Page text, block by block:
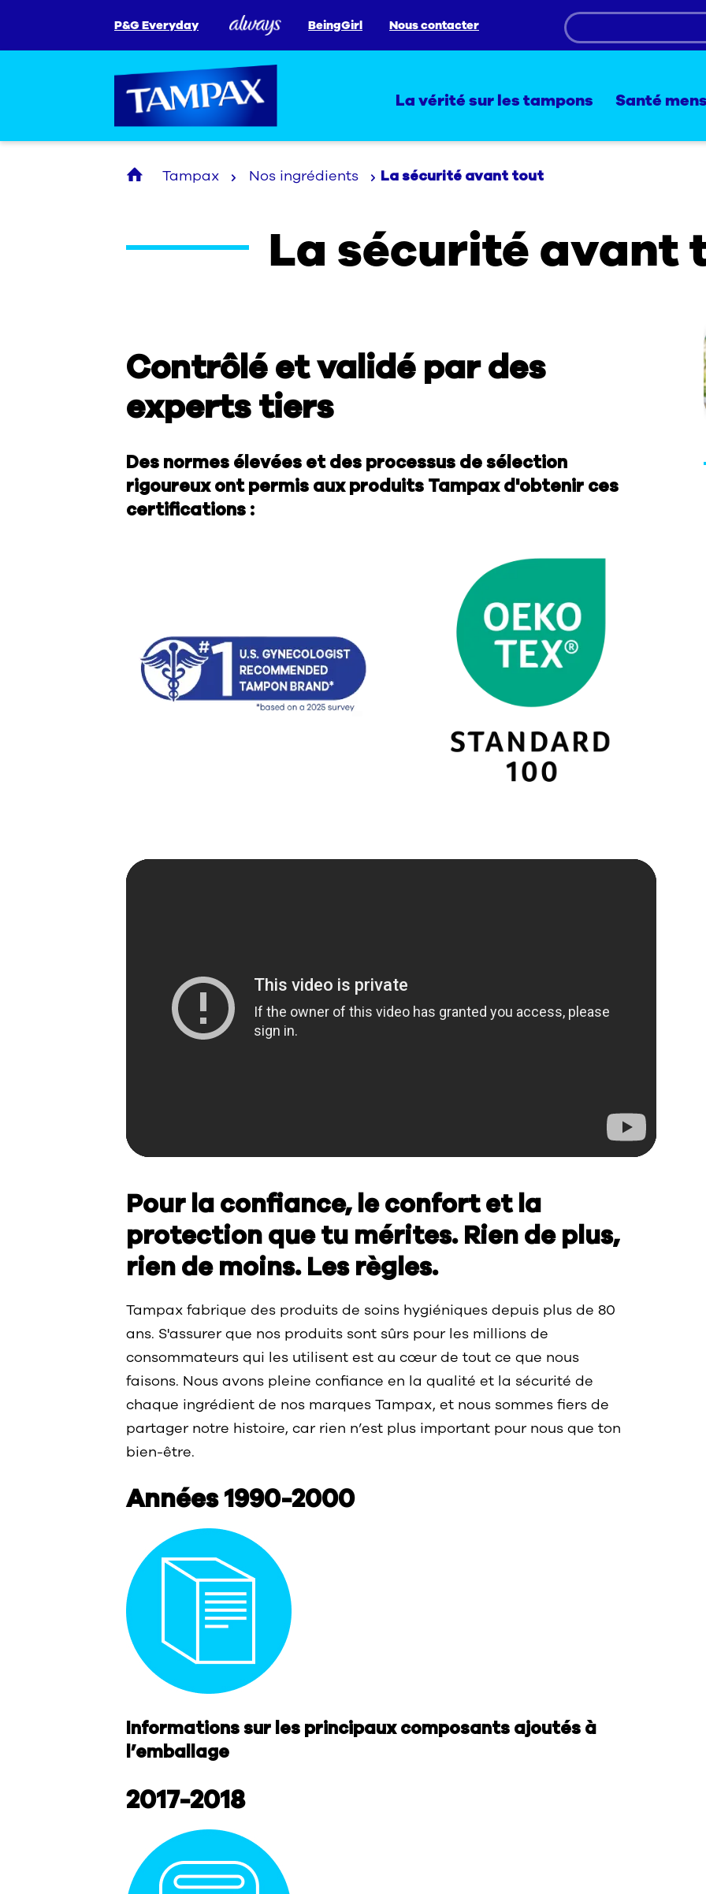
P&G Everyday BeingGirl Nous contacter
La vérité sur les tampons Santé
Tampax Nos ingrédients La sécurité avant tout
La sécurité avant
Contrôlé et validé par des
experts tiers
Des normes élevées et des processus de sélection
rigoureux ont permis aux produits Tampax d'obtenir ces
certifications :
Pour la confiance, le confort et la
protection que tu mérites. Rien de plus,
rien de moins. Les règles.
Tampax fabrique des produits de soins hygiéniques depuis plus de 80
ans. S'assurer que nos produits sont sûrs pour les millions de
consommateurs qui les utilisent est au cœur de tout ce que nous
faisons. Nous avons pleine confiance en la qualité et la sécurité de
chaque ingrédient de nos marques Tampax, et nous sommes fiers de
partager notre histoire, car rien n’est plus important pour nous que ton
bien-être.
Années 1990-2000
Informations sur les principaux composants ajoutés à
l’emballage
2017-2018